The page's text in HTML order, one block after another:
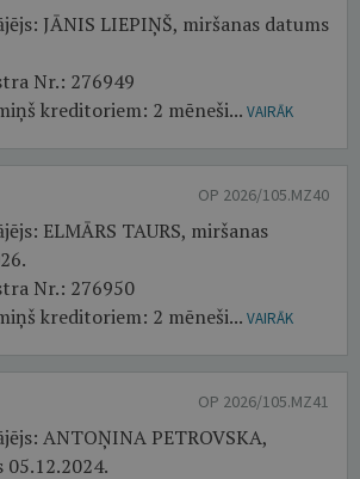
JĀNIS LIEPIŅŠ, miršanas datums
Nr.: 276949
kreditoriem: 2 mēneši... VAIRĀK
OP 2026/105.MZ40
ELMĀRS TAURS, miršanas
Nr.: 276950
kreditoriem: 2 mēneši... VAIRĀK
OP 2026/105.MZ41
ANTOŅINA PETROVSKA,
05.12.2024.